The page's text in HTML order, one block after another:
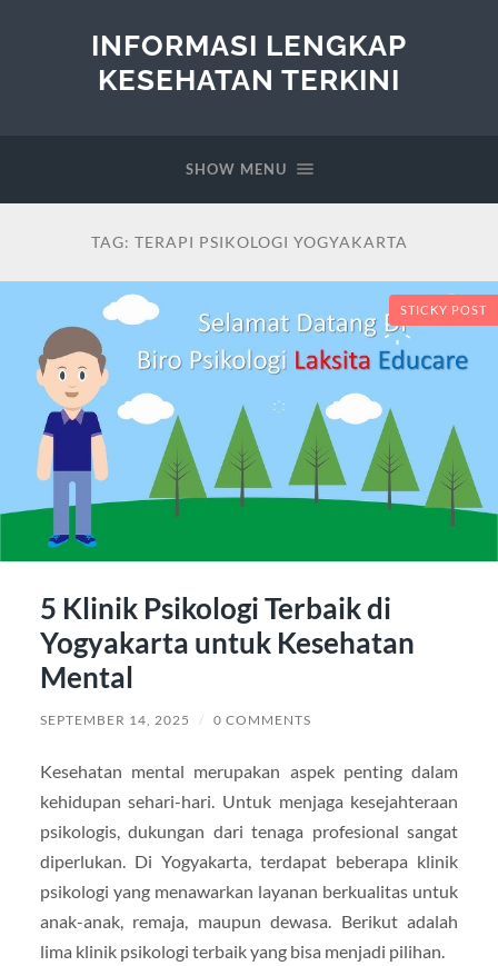
INFORMASI LENGKAP
KESEHATAN TERKINI
SHOW MENU
TAG: TERAPI PSIKOLOGI YOGYAKARTA
STICKY POST
5 Klinik Psikologi Terbaik di
Yogyakarta untuk Kesehatan
Mental
SEPTEMBER 14, 2025 / 0 COMMENTS
Kesehatan mental merupakan aspek penting dalam
kehidupan sehari-hari. Untuk menjaga kesejahteraan
psikologis, dukungan dari tenaga profesional sangat
diperlukan. Di Yogyakarta, terdapat beberapa klinik
psikologi yang menawarkan layanan berkualitas untuk
anak-anak, remaja, maupun dewasa. Berikut adalah
lima klinik psikologi terbaik yang bisa menjadi pilihan.